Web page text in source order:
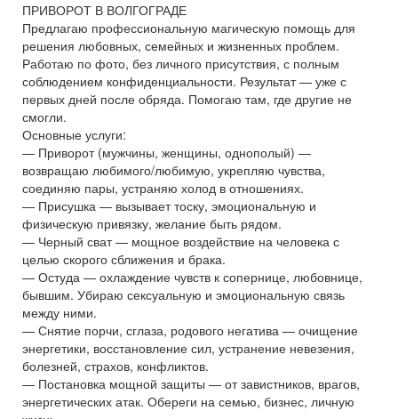
ПРИВОРОТ В ВОЛГОГРАДЕ
Предлагаю профессиональную магическую помощь для
решения любовных, семейных и жизненных проблем.
Работаю по фото, без личного присутствия, с полным
соблюдением конфиденциальности. Результат — уже с
первых дней после обряда. Помогаю там, где другие не
смогли.
Основные услуги:
— Приворот (мужчины, женщины, однополый) —
возвращаю любимого/любимую, укрепляю чувства,
соединяю пары, устраняю холод в отношениях.
— Присушка — вызывает тоску, эмоциональную и
физическую привязку, желание быть рядом.
— Черный сват — мощное воздействие на человека с
целью скорого сближения и брака.
— Остуда — охлаждение чувств к сопернице, любовнице,
бывшим. Убираю сексуальную и эмоциональную связь
между ними.
— Снятие порчи, сглаза, родового негатива — очищение
энергетики, восстановление сил, устранение невезения,
болезней, страхов, конфликтов.
— Постановка мощной защиты — от завистников, врагов,
энергетических атак. Обереги на семью, бизнес, личную